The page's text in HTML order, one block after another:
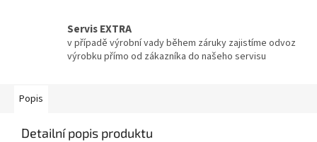
Servis EXTRA
v případě výrobní vady během záruky zajistíme odvoz
výrobku přímo od zákazníka do našeho servisu
Popis
Detailní popis produktu